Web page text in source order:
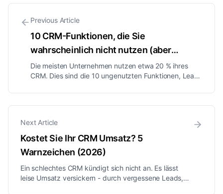
Previous Article
10 CRM-Funktionen, die Sie
wahrscheinlich nicht nutzen (aber
sollten) im Jahr 2026
Die meisten Unternehmen nutzen etwa 20 % ihres
CRM. Dies sind die 10 ungenutzten Funktionen, Lead-
Objekte, Attribution, die im Stillen den größten
Umsatz erzeugen, wenn Sie sie tatsächlich aktivieren.
Next Article
Kostet Sie Ihr CRM Umsatz? 5
Warnzeichen (2026)
Ein schlechtes CRM kündigt sich nicht an. Es lässt
leise Umsatz versickern - durch vergessene Leads,